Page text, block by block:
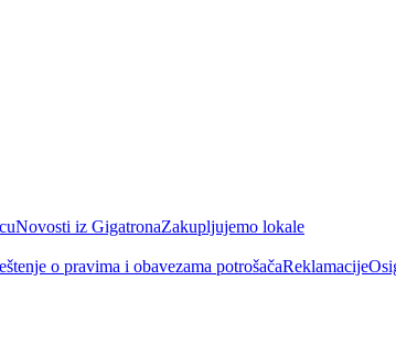
Novosti iz GigatronaZakupljujemo lokale
o pravima i obavezama potrošačaReklamacije